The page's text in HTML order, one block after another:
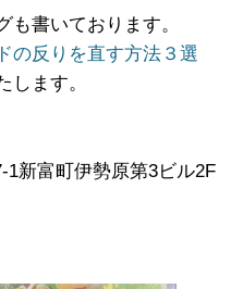
も書いております。
の反りを直す方法３選
します。
新富町伊勢原第3ビル2F